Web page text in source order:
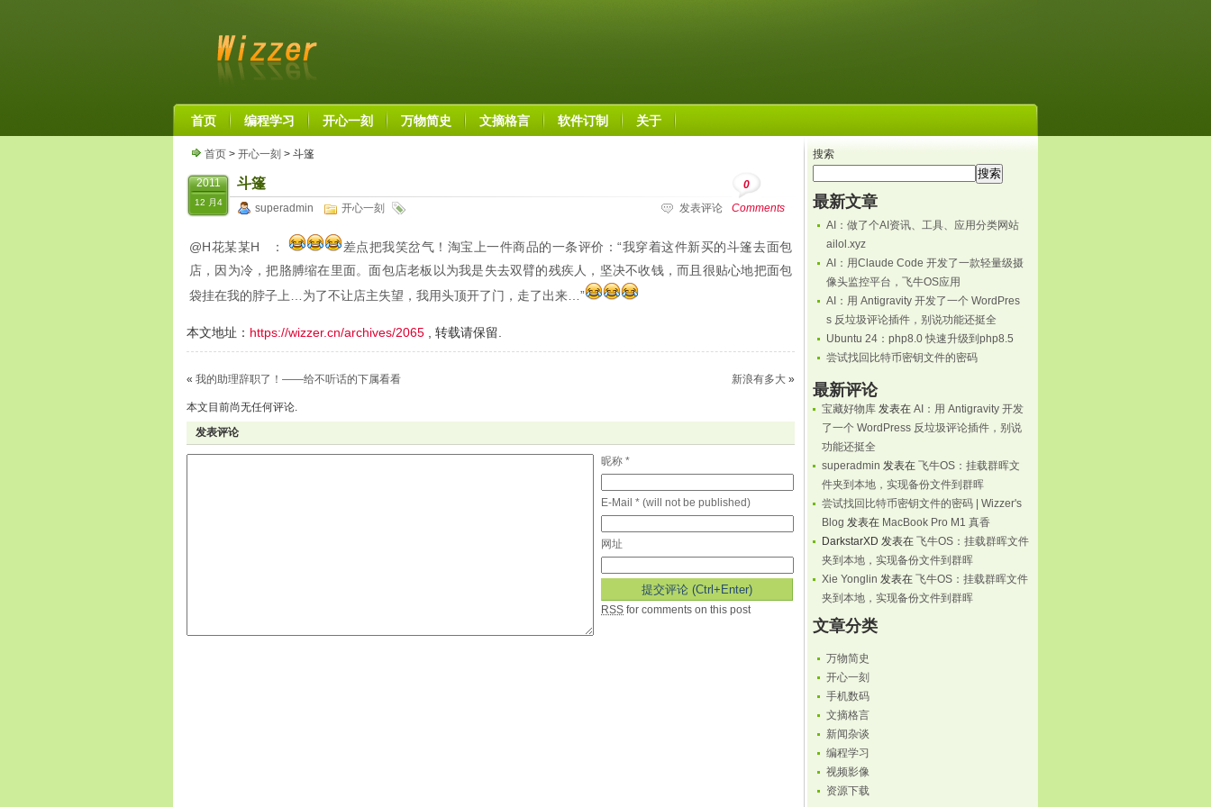
首页 编程学习 开心一刻 万物简史 文摘格言 软件订制 关于
首页 > 开心一刻 > 斗篷
2011
12 月4
斗篷
superadmin 开心一刻
0
Comments
发表评论
@H花某某H ：
差点把我笑岔气！淘宝上一件商品的一条评价：“我穿着这件新买的斗篷去面包
店，因为冷，把胳膊缩在里面。面包店老板以为我是失去双臂的残疾人，坚决不收钱，而且很贴心地把面包
袋挂在我的脖子上…为了不让店主失望，我用头顶开了门，走了出来…”
本文地址： https://wizzer.cn/archives/2065 , 转载请保留.
« 我的助理辞职了！——给不听话的下属看看 新浪有多大 »
本文目前尚无任何评论.
发表评论
昵称 *
E-Mail * (will not be published)
网址
RSS for comments on this post
搜索
搜索
最新文章
AI：做了个AI资讯、工具、应用分类网站
ailol.xyz
AI：用Claude Code 开发了一款轻量级摄
像头监控平台，飞牛OS应用
AI：用 Antigravity 开发了一个 WordPres
s 反垃圾评论插件，别说功能还挺全
Ubuntu 24：php8.0 快速升级到php8.5
尝试找回比特币密钥文件的密码
最新评论
宝藏好物库 发表在 AI：用 Antigravity 开发
了一个 WordPress 反垃圾评论插件，别说
功能还挺全
superadmin 发表在 飞牛OS：挂载群晖文
件夹到本地，实现备份文件到群晖
尝试找回比特币密钥文件的密码 | Wizzer's
Blog 发表在 MacBook Pro M1 真香
DarkstarXD 发表在 飞牛OS：挂载群晖文件
夹到本地，实现备份文件到群晖
Xie Yonglin 发表在 飞牛OS：挂载群晖文件
夹到本地，实现备份文件到群晖
文章分类
万物简史
开心一刻
手机数码
文摘格言
新闻杂谈
编程学习
视频影像
资源下载